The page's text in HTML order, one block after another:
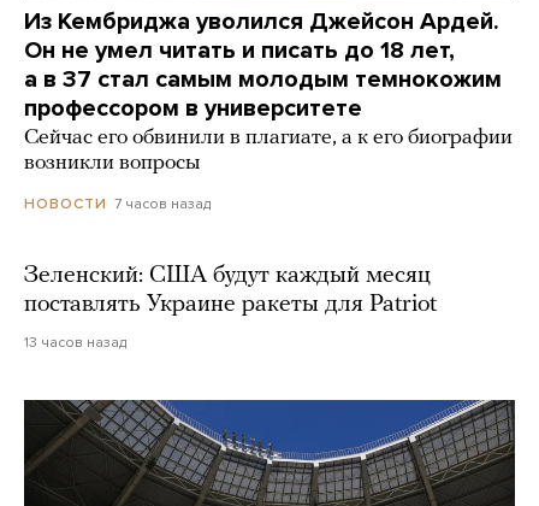
Из Кембриджа уволился Джейсон Ардей.
Он не умел читать и писать до 18 лет,
а в 37 стал самым молодым темнокожим
профессором в университете
Сейчас его обвинили в плагиате, а к его биографии
возникли вопросы
НОВОСТИ 7 часов назад
Зеленский: США будут каждый месяц
поставлять Украине ракеты для Patriot
13 часов назад